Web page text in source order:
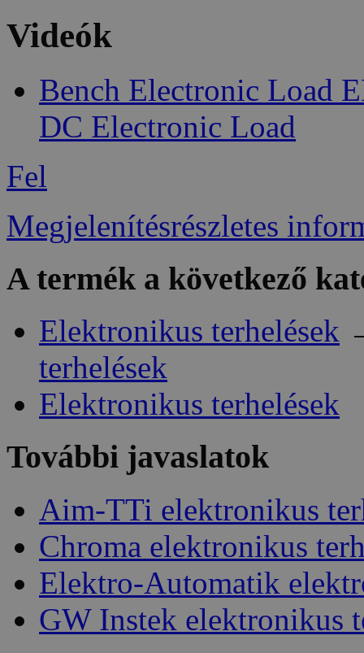
Videók
Bench Electronic Load
DC Electronic Load
Fel
Megjelenítésrészletes
A termék a következő
Elektronikus terhelések
terhelések
Elektronikus terhelések
További javaslatok
Aim-TTi elektronikus
Chroma elektronikus
Elektro-Automatik
GW Instek elektronikus